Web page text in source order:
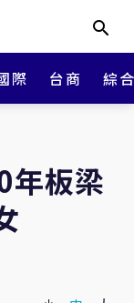
際 台商 綜
年板梁